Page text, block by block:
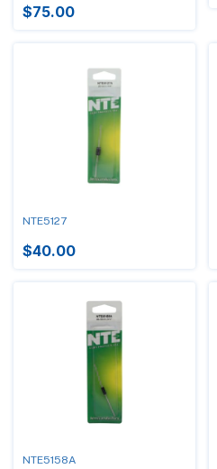
$75.00
NTE5127
$40.00
NTE5158A